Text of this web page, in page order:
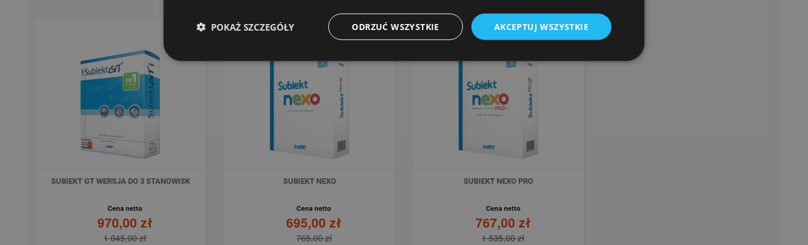
SUBIEKT GT WERSJA DO 3 STANOWISK
Cena netto
970,00 zł
1 045,00 zł
SUBIEKT NEXO
Cena netto
695,00 zł
765,00 zł
SUBIEKT NEXO PRO
Cena netto
767,00 zł
1 535,00 zł
AKCEPTUJ WSZYSTKIE
ODRZUĆ WSZYSTKIE
POKAŻ SZCZEGÓŁY